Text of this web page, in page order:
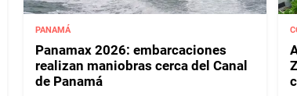
PANAMÁ
Panamax 2026: embarcaciones
realizan maniobras cerca del Canal
de Panamá